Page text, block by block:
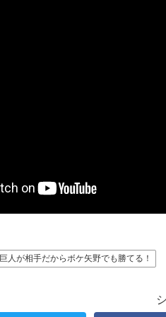
巨人が相手だからボケ矢野でも勝てる！